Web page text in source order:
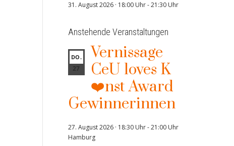
31. August 2026 · 18:00 Uhr-21:30 Uhr
Anstehende Veranstaltungen
DO.
27
Vernissage
CeU loves K
❤️nst Award
Gewinnerinnen
27. August 2026 · 18:30 Uhr-21:00 Uhr
Hamburg